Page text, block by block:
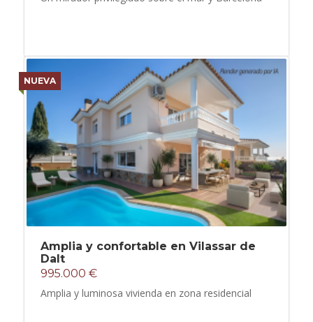
NUEVA
Amplia y confortable en Vilassar de
Dalt
995.000 €
Amplia y luminosa vivienda en zona residencial